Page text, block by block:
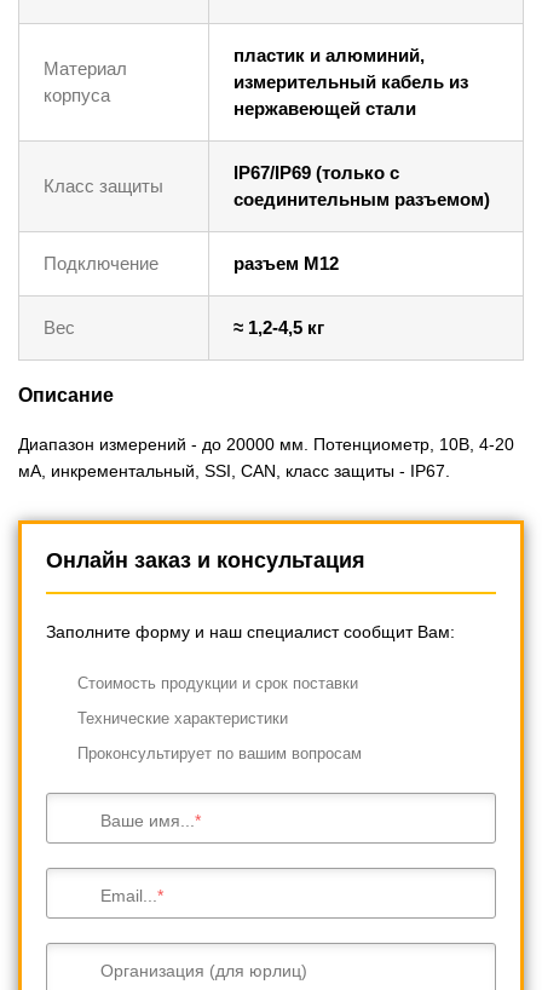
Материал
корпуса
пластик и алюминий,
измерительный кабель из
нержавеющей стали
Класс защиты
IP67/IP69 (только с
соединительным разъемом)
Подключение разъем M12
Вес ≈ 1,2-4,5 кг
Описание
Диапазон измерений - до 20000 мм. Потенциометр, 10В, 4-20
мА, инкрементальный, SSI, CAN, класс защиты - IP67.
Онлайн заказ и консультация
Заполните форму и наш специалист сообщит Вам:
Cтоимость продукции и срок поставки
Технические характеристики
Проконсультирует по вашим вопросам
Ваше имя...
Email...
Организация (для юрлиц)